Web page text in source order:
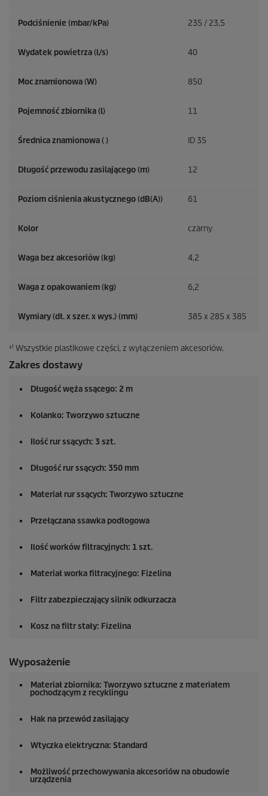
Podciśnienie (mbar/kPa) 235 / 23,5
Wydatek powietrza (l/s) 40
Moc znamionowa (W) 850
Pojemność zbiornika (l) 11
Średnica znamionowa ( ) ID 35
Długość przewodu zasilającego (m) 12
Poziom ciśnienia akustycznego (dB(A)) 61
Kolor czarny
Waga bez akcesoriów (kg) 4,2
Waga z opakowaniem (kg) 6,2
Wymiary (dł. x szer. x wys.) (mm) 385 x 285 x 385
¹⁾ Wszystkie plastikowe części, z wyłączeniem akcesoriów.
Zakres dostawy
Długość węża ssącego: 2 m
Kolanko: Tworzywo sztuczne
Ilość rur ssących: 3 szt.
Długość rur ssących: 350 mm
Materiał rur ssących: Tworzywo sztuczne
Przełączana ssawka podłogowa
Ilość worków filtracyjnych: 1 szt.
Materiał worka filtracyjnego: Fizelina
Filtr zabezpieczający silnik odkurzacza
Kosz na filtr stały: Fizelina
Wyposażenie
Materiał zbiornika: Tworzywo sztuczne z materiałem
pochodzącym z recyklingu
Hak na przewód zasilający
Wtyczka elektryczna: Standard
Możliwość przechowywania akcesoriów na obudowie
urządzenia